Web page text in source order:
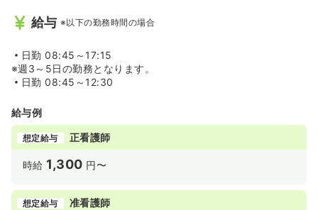
給与 ※以下の勤務時間の場合
日勤 08:45～17:15
※週3～5日の勤務となります。
日勤 08:45～12:30
給与例
想定給与 正看護師
時給 1,300 円〜
想定給与 准看護師